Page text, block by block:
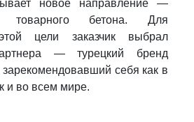
новое направление —
товарного бетона. Для
цели заказчик выбрал
— турецкий бренд
себя как в
и во всем мире.